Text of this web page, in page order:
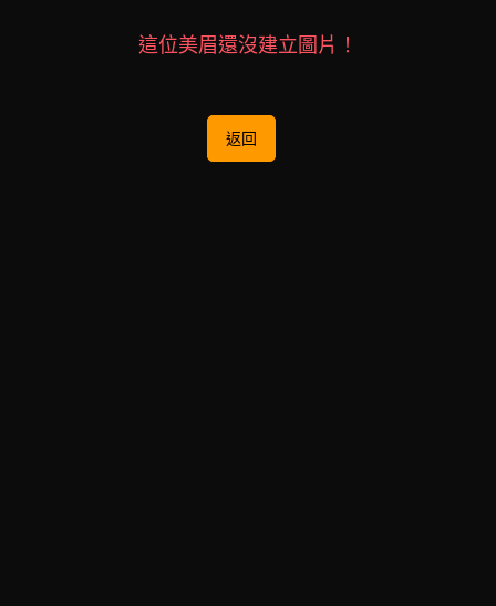
這位美眉還沒建立圖片！
返回